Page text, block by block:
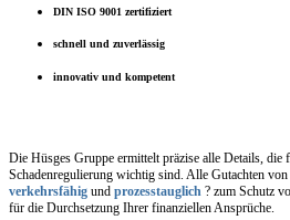
DIN ISO 9001 zertifiziert
schnell und zuverlässig
innovativ und kompetent
Die Hüsges Gruppe ermittelt präzise alle Details, die
Schadenregulierung wichtig sind. Alle Gutachten
verkehrsfähig und prozesstauglich ? zum Schutz
für die Durchsetzung Ihrer finanziellen Ansprüche.